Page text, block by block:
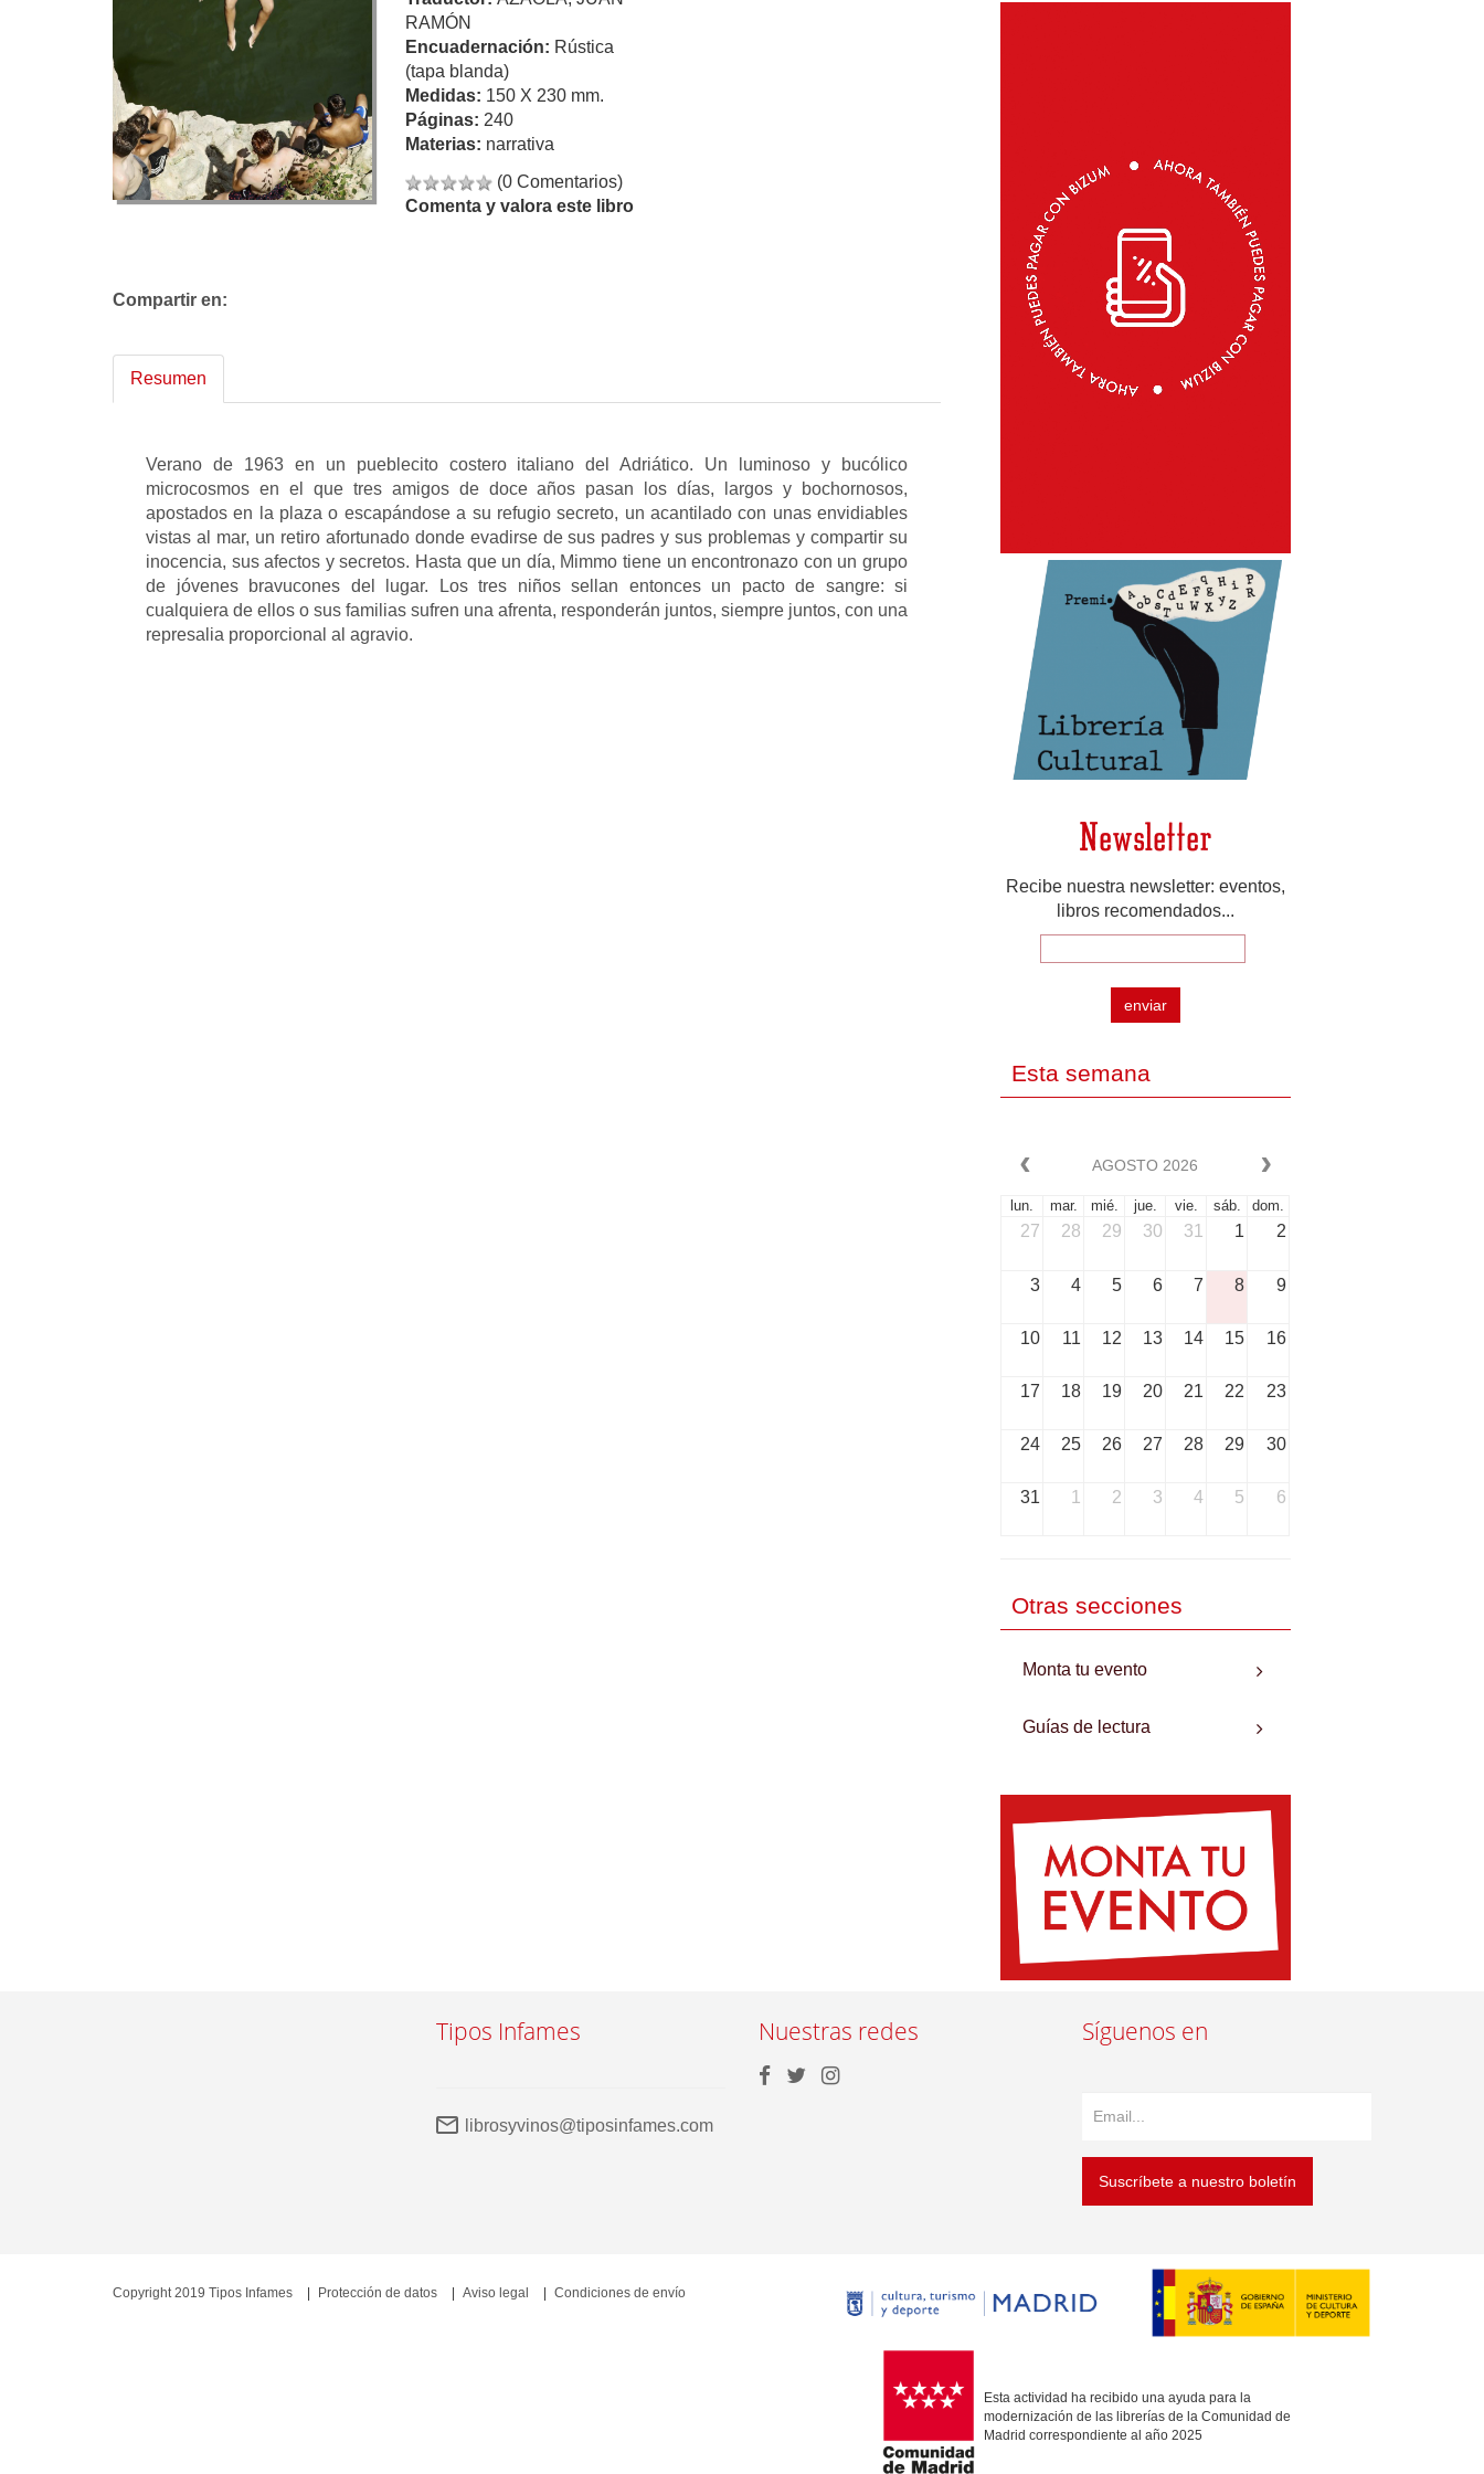
RAMÓN
Encuadernación: Rústica
(tapa blanda)
Medidas: 150 X 230 mm.
Páginas: 240
Materias: narrativa
(0 Comentarios)
Comenta y valora este libro
Compartir en:
Resumen
Verano de 1963 en un pueblecito costero italiano del Adriático. Un luminoso y bucólico
microcosmos en el que tres amigos de doce años pasan los días, largos y bochornosos,
apostados en la plaza o escapándose a su refugio secreto, un acantilado con unas envidiables
vistas al mar, un retiro afortunado donde evadirse de sus padres y sus problemas y compartir su
inocencia, sus afectos y secretos. Hasta que un día, Mimmo tiene un encontronazo con un grupo
de jóvenes bravucones del lugar. Los tres niños sellan entonces un pacto de sangre: si
cualquiera de ellos o sus familias sufren una afrenta, responderán juntos, siempre juntos, con una
represalia proporcional al agravio.
Newsletter
Recibe nuestra newsletter: eventos,
libros recomendados...
enviar
Esta semana
AGOSTO 2026
lun. mar. mié. jue. vie. sáb. dom.
27 28 29 30 31 1 2
3 4 5 6 7 8 9
10 11 12 13 14 15 16
17 18 19 20 21 22 23
24 25 26 27 28 29 30
31 1 2 3 4 5 6
Otras secciones
Monta tu evento
Guías de lectura
Tipos Infames
librosyvinos@tiposinfames.com
Nuestras redes Síguenos en
Suscríbete a nuestro boletín
Esta actividad ha recibido una ayuda para la
modernización de las librerías de la Comunidad de
Madrid correspondiente al año 2025
Copyright 2019 Tipos Infames Protección de datos Aviso legal Condiciones de envío